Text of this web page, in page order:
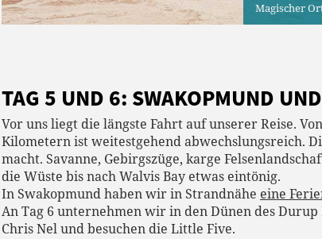
Magischer
TAG 5 UND 6: SWAKOPMUND
Vor uns liegt die längste Fahrt auf unserer Reise.
Kilometern ist weitestgehend abwechslungsreich.
macht. Savanne, Gebirgszüge, karge
die Wüste bis nach Walvis Bay etwas eintönig.
In Swakopmund haben wir in Strandnähe eine
An Tag 6 unternehmen wir in den Dünen des
Chris Nel und besuchen die Little Five.